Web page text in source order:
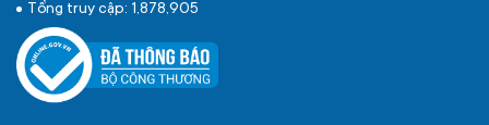
Tổng truy cập: 1,878,905